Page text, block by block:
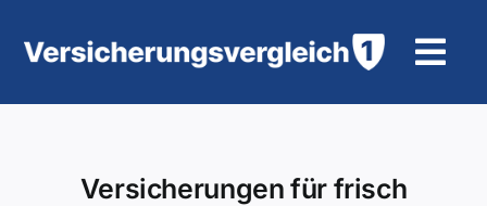
Inhalt
KFZ-Versicherung
Versicherungen für frisch